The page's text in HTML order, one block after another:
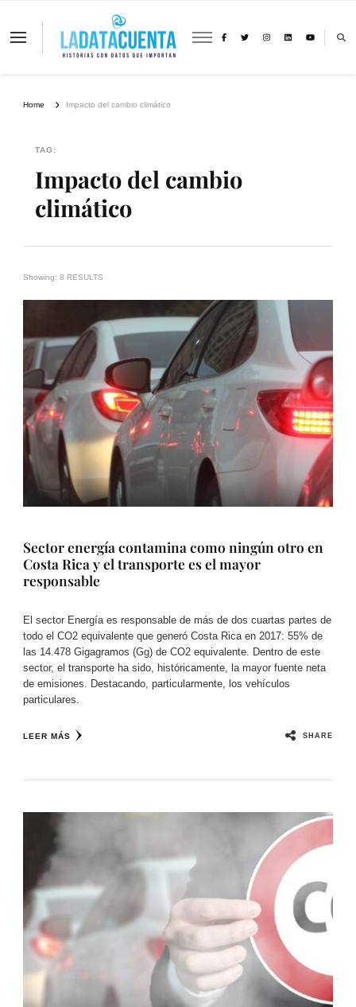
La Data Cuenta es una plataforma
Home Impacto del cambio climático
TAG:
Impacto del cambio
climático
Showing: 8 RESULTS
Sector energía contamina como ningún otro en
Costa Rica y el transporte es el mayor
responsable
El sector Energía es responsable de más de dos cuartas partes de
todo el CO2 equivalente que generó Costa Rica en 2017: 55% de
las 14.478 Gigagramos (Gg) de CO2 equivalente. Dentro de este
sector, el transporte ha sido, históricamente, la mayor fuente neta
de emisiones. Destacando, particularmente, los vehículos
particulares.
LEER MÁS SHARE